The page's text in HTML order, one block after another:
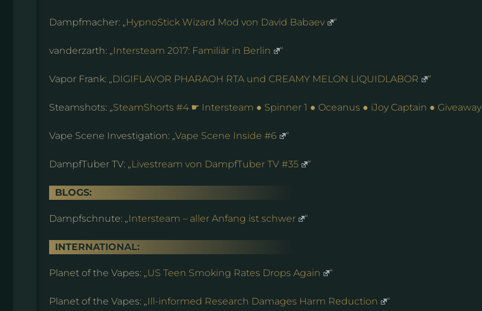
Dampfmacher: „ HypnoStick Wizard Mod von David Babaev “
vanderzarth: „ Intersteam 2017: Familiär in Berlin “
Vapor Frank: „ DIGIFLAVOR PHARAOH RTA und CREAMY MELON LIQUIDLABOR “
Steamshots: „ SteamShorts #4 ☛ Intersteam ● Spinner 1 ● Oceanus ● iJoy Captain ● Giveaway
Vape Scene Investigation: „Vape Scene Inside #6 “
DampfTuber TV: „ Livestream von DampfTuber TV #35 “
BLOGS:
Dampfschnute: „ Intersteam – aller Anfang ist schwer “
INTERNATIONAL:
Planet of the Vapes: „ US Teen Smoking Rates Drops Again “
Planet of the Vapes: „ Ill-informed Research Damages Harm Reduction “